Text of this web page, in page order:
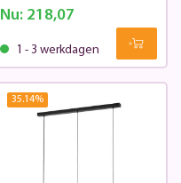
Nu: 218,07
1 - 3 werkdagen
35.14%